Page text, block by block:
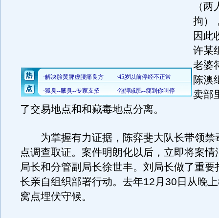
（
拘）
因此
许某
老婆
陈澳
卖部
了交易地点和和藏毒地点分离。
为掌握有力证据，陈弈斐大队长带领禁
点调查取证。案件明朗化以后，立即将案情
局长和分管副局长徐世丰。刘局长做了重要
长亲自组织部署行动。去年12月30日从晚
窝点埋伏守候。